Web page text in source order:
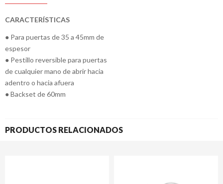
CARACTERÍSTICAS
● Para puertas de 35 a 45mm de
espesor
● Pestillo reversible para puertas
de cualquier mano de abrir hacia
adentro o hacia afuera
● Backset de 60mm
PRODUCTOS RELACIONADOS